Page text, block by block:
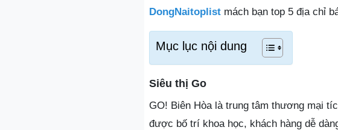
DongNaitoplist mách bạn top 5 địa chỉ
Mục lục nội dung
Siêu thị Go
GO! Biên Hòa là trung tâm thương mại
được bố trí khoa học, khách hàng dễ